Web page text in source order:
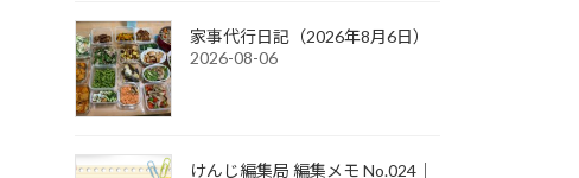
家事代行日記（2026年8月6日）
2026-08-06
けんじ編集局 編集メモ No.024｜